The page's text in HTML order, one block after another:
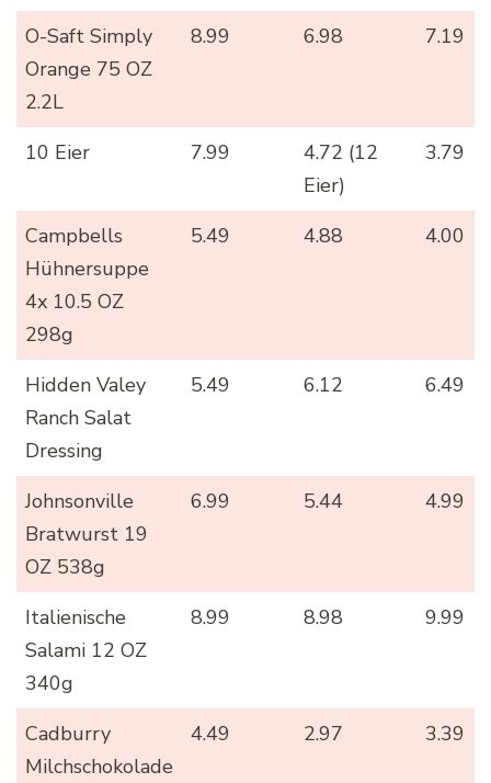
O-Saft Simply
Orange 75 OZ
2.2L
8.99 6.98 7.19
10 Eier 7.99
4.72 (12
Eier)
3.79
Campbells
Hühnersuppe
4x 10.5 OZ
298g
5.49 4.88 4.00
Hidden Valey
Ranch Salat
Dressing
5.49 6.12 6.49
Johnsonville
Bratwurst 19
OZ 538g
6.99 5.44 4.99
Italienische
Salami 12 OZ
340g
8.99 8.98 9.99
Cadburry
Milchschokolade
4.49 2.97 3.39